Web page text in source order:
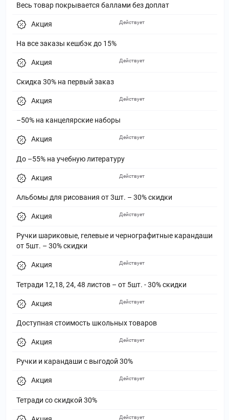
Весь товар покрывается баллами без доплат
Акция
На все заказы кешбэк до 15%
Действует
Акция
Скидка 30% на первый заказ
Действует
Акция
–50% на канцелярские наборы
Действует
Акция
До –55% на учебную литературу
Действует
Акция
Альбомы для рисования от 3шт. – 30% скидки
Действует
Акция
Ручки шариковые, гелевые и чернографитные карандаши
от 5шт. – 30% скидки
Действует
Акция
Тетради 12,18, 24, 48 листов – от 5шт. - 30% скидки
Действует
Акция
Доступная стоимость школьных товаров
Действует
Акция
Ручки и карандаши с выгодой 30%
Действует
Акция
Тетради со скидкой 30%
Действует
Действует